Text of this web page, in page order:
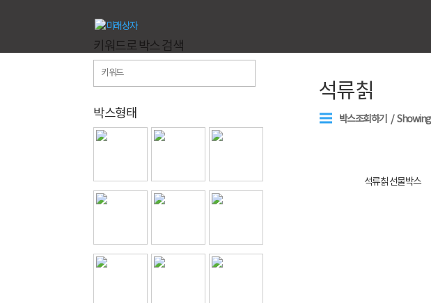
석류칡
박스조회하기
석류칡 선물박스
키워드로 박스 검색
박스형태